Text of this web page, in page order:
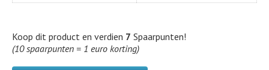
Koop dit product en verdien 7 Spaarpunten!
(10 spaarpunten = 1 euro korting)